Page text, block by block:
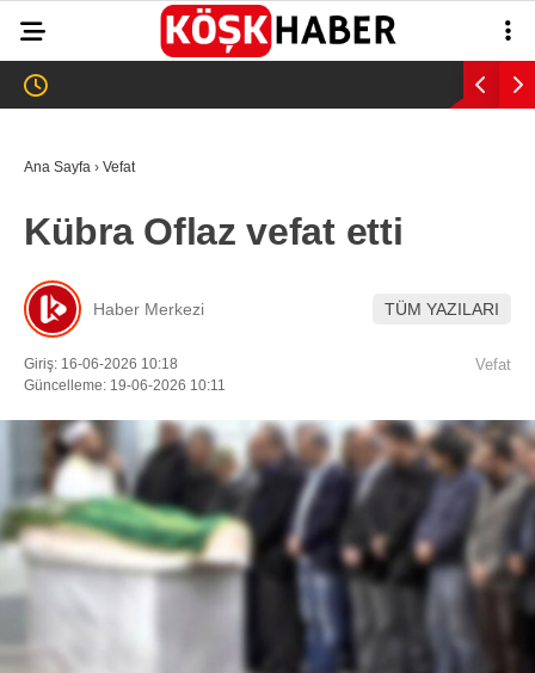
WhatsApp İhbar
Hattı
Instagram
Youtube
35.4°
ASAYİŞ
EĞİTİM
SAĞLIK
EKONOMİ
SPOR
VEFAT
Ana Sayfa › Vefat
Kübra Oflaz vefat etti
Haber Merkezi TÜM YAZILARI
Giriş: 16-06-2026 10:18
Güncelleme: 19-06-2026 10:11
Vefat